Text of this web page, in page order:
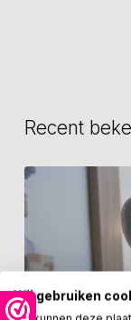
Recent
Wij gebruiken